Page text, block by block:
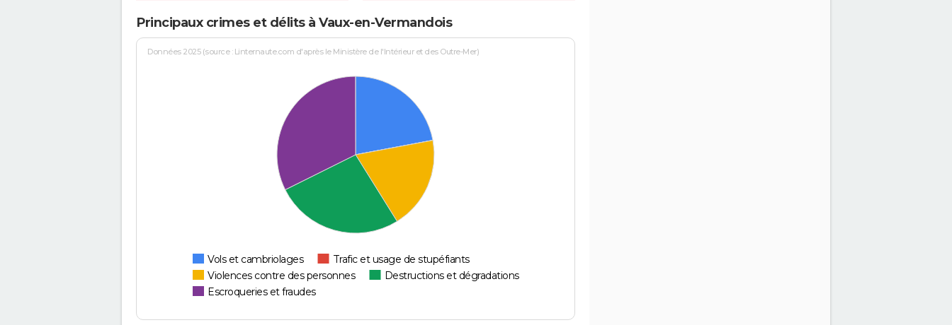
Principaux crimes et délits à Vaux-en-Vermandois
Données 2025 (source : Linternaute.com d'après le Ministère de l'Intérieur et des Outre-Mer)
Vols et cambriolages
Trafic et usage de stupéfiants
Violences contre des personnes
Destructions et dégradations
Escroqueries et fraudes